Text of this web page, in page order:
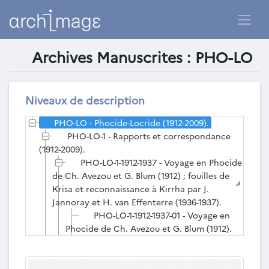
Archives Manuscrites : PHO-LO
Niveaux de description
Liste des archives manuscrites
existantes
PHO-LO - Phocide-Locride (1912-2009).
PHO-LO-1 - Rapports et correspondance
(1912-2009).
PHO-LO-1-1912-1937 - Voyage en Phocide
de Ch. Avezou et G. Blum (1912) ; fouilles de
Krisa et reconnaissance à Kirrha par J.
Jannoray et H. van Effenterre (1936-1937).
PHO-LO-1-1912-1937-01 - Voyage en
Phocide de Ch. Avezou et G. Blum (1912).
Krisa, reconnaissance à Kirrha par J.